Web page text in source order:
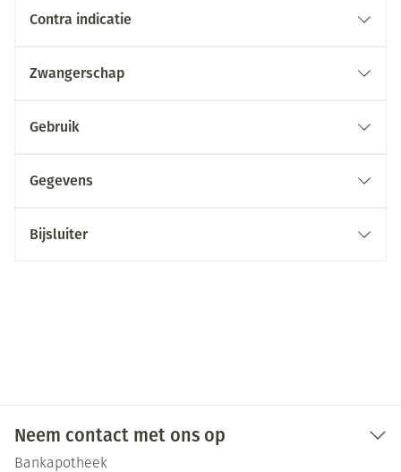
Contra indicatie
Zwangerschap
Gebruik
Gegevens
Bijsluiter
Neem contact met ons op
Bankapotheek